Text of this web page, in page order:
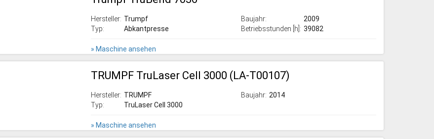
Hersteller: Trumpf
Typ:
Abkantpresse
Baujahr:
2009
Betriebsstunden [h]: 39082
» Maschine ansehen
TRUMPF TruLaser Cell 3000 (LA-T00107)
Hersteller: TRUMPF
Typ:
TruLaser Cell 3000
Baujahr: 2014
» Maschine ansehen